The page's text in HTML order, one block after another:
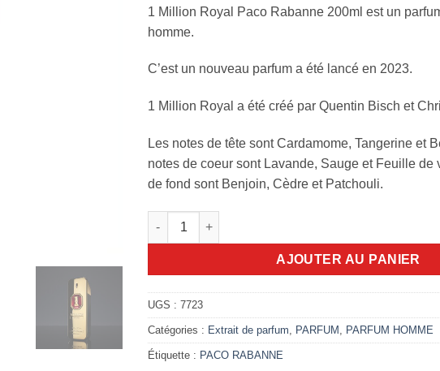
1 Million Royal Paco Rabanne 200ml est un
homme.
C’est un nouveau parfum a été lancé en 2023.
1 Million Royal a été créé par Quentin Bisch et
Les notes de tête sont Cardamome, Tangerine et
notes de coeur sont Lavande, Sauge et Feuille de
de fond sont Benjoin, Cèdre et Patchouli.
quantité de 1 Million Royal Paco Rabanne 200ml
AJOUTER AU PANIER
UGS : 7723
Catégories : Extrait de parfum PARFUM PARFUM HOMME
Étiquette : PACO RABANNE